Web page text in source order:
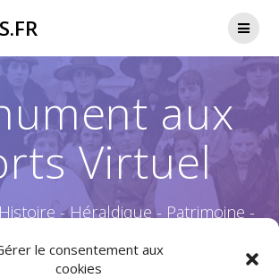
le consentement aux
cookies
aux
Virtuel
- Héraldique - Patrimoine -